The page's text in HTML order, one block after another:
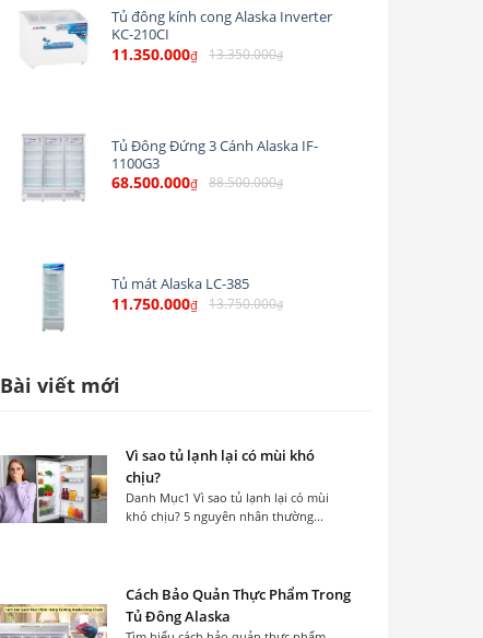
Tủ đông kính cong Alaska Inverter
KC-210CI
11.350.000₫ 13.350.000₫
Tủ Đông Đứng 3 Cánh Alaska IF-
1100G3
68.500.000₫ 88.500.000₫
Tủ mát Alaska LC-385
11.750.000₫ 13.750.000₫
Bài viết mới
Vì sao tủ lạnh lại có mùi khó
chịu?
Danh Mục1 Vì sao tủ lạnh lại có mùi
khó chịu? 5 nguyên nhân thường...
Cách Bảo Quản Thực Phẩm Trong
Tủ Đông Alaska